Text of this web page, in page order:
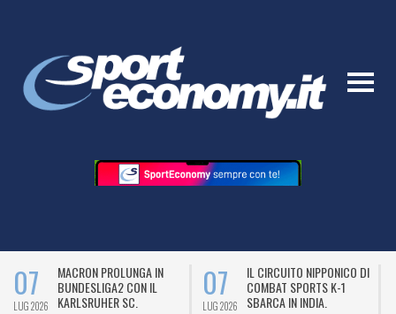
07
LUG 2026
MACRON PROLUNGA IN
BUNDESLIGA2 CON IL
KARLSRUHER SC.
07
LUG 2026
IL CIRCUITO NIPPONICO DI
COMBAT SPORTS K-1
SBARCA IN INDIA.